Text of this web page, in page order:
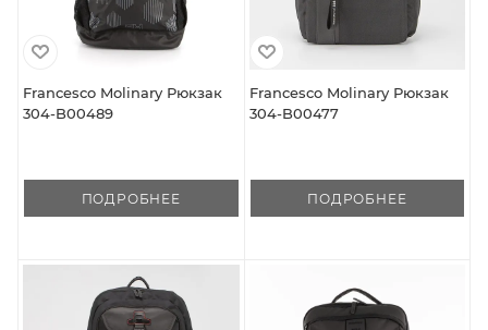
Francesco Molinary Рюкзак
304-B00489
ПОДРОБНЕЕ
Francesco Molinary Рюкзак
304-B00477
ПОДРОБНЕЕ